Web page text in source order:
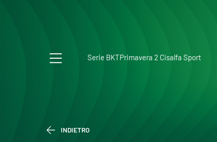
Serie BKTPrimavera 2 Cisalfa Sport
INDIETRO